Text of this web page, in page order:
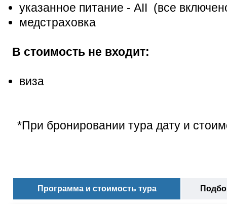
указанное питание - AII (все
медстраховка
В стоимость не входит:
виза
*При бронировании тура дату и
Программа и стоимость тура